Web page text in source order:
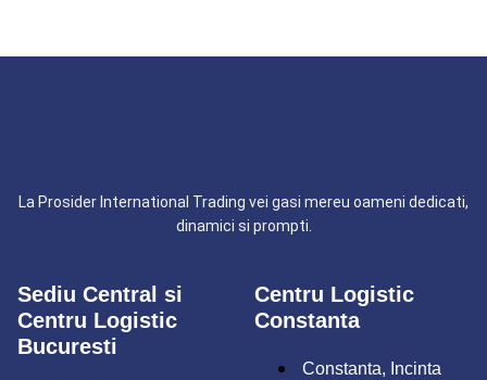
La Prosider International Trading vei gasi mereu oameni dedicati,
dinamici si prompti.
Sediu Central si
Centru Logistic
Bucuresti
Centru Logistic
Constanta
Constanta, Incinta